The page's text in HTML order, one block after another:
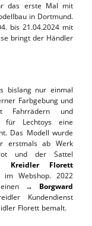
das erste Mal mit
in Dortmund.
bis 21.04.2024 mit
bringt der Händler
bislang nur einmal
Farbgebung und
Fahrrädern und
für Lechtoys eine
Das Modell wurde
erstmals ab Werk
rot und der Sattel
Kreidler Florett
Webshop. 2022
einen → Borgward
Kundendienst
Florett bemalt.